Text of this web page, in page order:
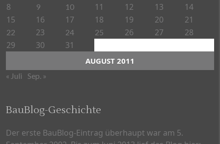
AUGUST 2011
8
9 10 11 12 13
14
15
16 17 18 19 20 21
22 23 24 25 26 27
28
29
30 31
« Juli Sep. »
BauBlog-Geschichte
Der erste BauBlog-Eintrag überhaupt war am 5.